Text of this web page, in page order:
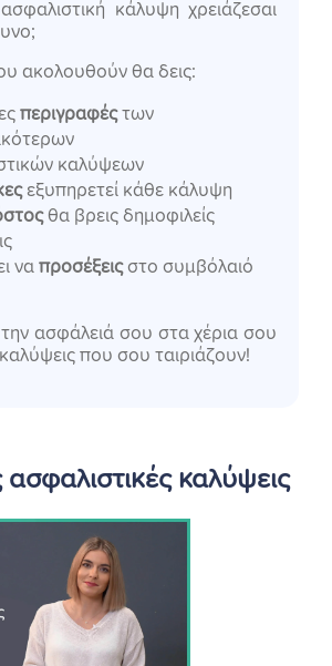
κάλυψη χρειάζεσαι
ακολουθούν θα δεις:
περιγραφέςτων
καλύψεων
εξυπηρετεί κάθε κάλυψη
θα βρεις δημοφιλείς
να προσέξειςστο συμβόλαιό
ασφάλειά σου στα χέρια σου
καλύψεις που σου ταιριάζουν!
καλύψεις